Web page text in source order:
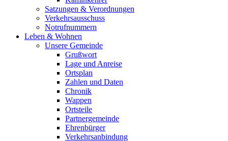
Satzungen & Verordnungen
Verkehrsausschuss
Notrufnummern
Leben & Wohnen
Unsere Gemeinde
Grußwort
Lage und Anreise
Ortsplan
Zahlen und Daten
Chronik
Wappen
Ortsteile
Partnergemeinde
Ehrenbürger
Verkehrsanbindung